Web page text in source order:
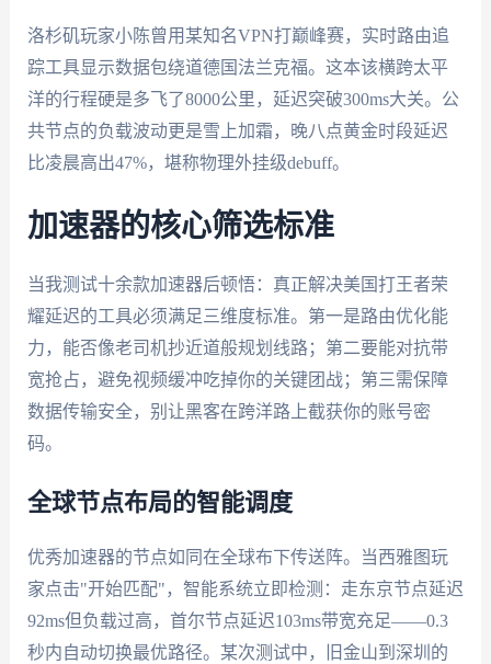
洛杉矶玩家小陈曾用某知名VPN打巅峰赛，实时路由追
踪工具显示数据包绕道德国法兰克福。这本该横跨太平
洋的行程硬是多飞了8000公里，延迟突破300ms大关。公
共节点的负载波动更是雪上加霜，晚八点黄金时段延迟
比凌晨高出47%，堪称物理外挂级debuff。
加速器的核心筛选标准
当我测试十余款加速器后顿悟：真正解决美国打王者荣
耀延迟的工具必须满足三维度标准。第一是路由优化能
力，能否像老司机抄近道般规划线路；第二要能对抗带
宽抢占，避免视频缓冲吃掉你的关键团战；第三需保障
数据传输安全，别让黑客在跨洋路上截获你的账号密
码。
全球节点布局的智能调度
优秀加速器的节点如同在全球布下传送阵。当西雅图玩
家点击"开始匹配"，智能系统立即检测：走东京节点延迟
92ms但负载过高，首尔节点延迟103ms带宽充足——0.3
秒内自动切换最优路径。某次测试中，旧金山到深圳的